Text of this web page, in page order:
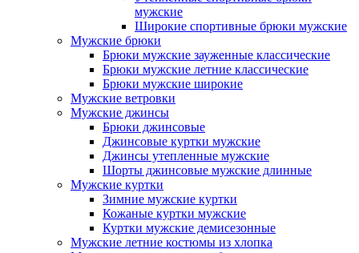
мужские
Широкие спортивные брюки мужские
Мужские брюки
Брюки мужские зауженные классические
Брюки мужские летние классические
Брюки мужские широкие
Мужские ветровки
Мужские джинсы
Брюки джинсовые
Джинсовые куртки мужские
Джинсы утепленные мужские
Шорты джинсовые мужские длинные
Мужские куртки
Зимние мужские куртки
Кожаные куртки мужские
Куртки мужские демисезонные
Мужские летние костюмы из хлопка